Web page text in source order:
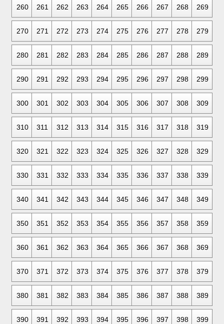
260 261 262 263 264 265 266 267 268 269
270 271 272 273 274 275 276 277 278 279
280 281 282 283 284 285 286 287 288 289
290 291 292 293 294 295 296 297 298 299
300 301 302 303 304 305 306 307 308 309
310 311 312 313 314 315 316 317 318 319
320 321 322 323 324 325 326 327 328 329
330 331 332 333 334 335 336 337 338 339
340 341 342 343 344 345 346 347 348 349
350 351 352 353 354 355 356 357 358 359
360 361 362 363 364 365 366 367 368 369
370 371 372 373 374 375 376 377 378 379
380 381 382 383 384 385 386 387 388 389
390 391 392 393 394 395 396 397 398 399